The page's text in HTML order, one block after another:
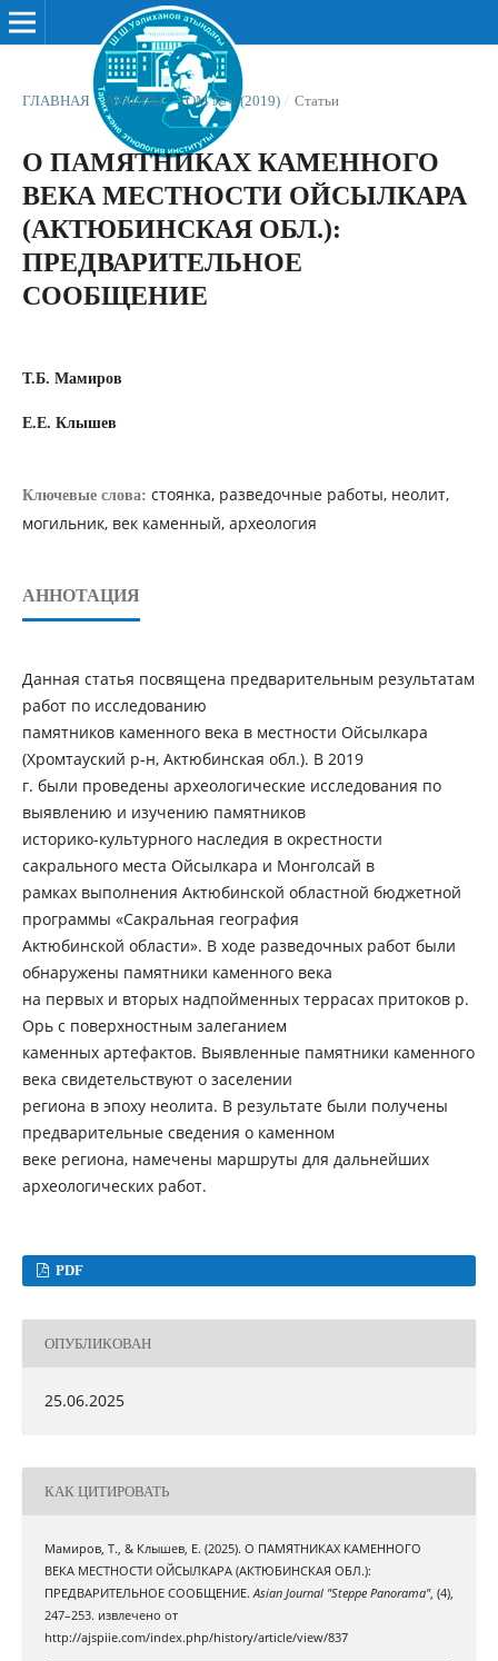
ГЛАВНАЯ / АРХИВЫ / ТОМ № 4 (2019) / Статьи
О ПАМЯТНИКАХ КАМЕННОГО
ВЕКА МЕСТНОСТИ ОЙСЫЛКАРА
(АКТЮБИНСКАЯ ОБЛ.):
ПРЕДВАРИТЕЛЬНОЕ
СООБЩЕНИЕ
Т.Б. Мамиров
Е.Е. Клышев
Ключевые слова: стоянка, разведочные работы, неолит,
могильник, век каменный, археология
АННОТАЦИЯ
Данная статья посвящена предварительным результатам
работ по исследованию
памятников каменного века в местности Ойсылкара
(Хромтауский р-н, Актюбинская обл.). В 2019
г. были проведены археологические исследования по
выявлению и изучению памятников
историко-культурного наследия в окрестности
сакрального места Ойсылкара и Монголсай в
рамках выполнения Актюбинской областной бюджетной
программы «Сакральная география
Актюбинской области». В ходе разведочных работ были
обнаружены памятники каменного века
на первых и вторых надпойменных террасах притоков р.
Орь с поверхностным залеганием
каменных артефактов. Выявленные памятники каменного
века свидетельствуют о заселении
региона в эпоху неолита. В результате были получены
предварительные сведения о каменном
веке региона, намечены маршруты для дальнейших
археологических работ.
PDF
ОПУБЛИКОВАН
25.06.2025
КАК ЦИТИРОВАТЬ
Мамиров, Т., & Клышев, Е. (2025). О ПАМЯТНИКАХ КАМЕННОГО
ВЕКА МЕСТНОСТИ ОЙСЫЛКАРА (АКТЮБИНСКАЯ ОБЛ.):
ПРЕДВАРИТЕЛЬНОЕ СООБЩЕНИЕ.Asian Journal "Steppe Panorama", (4),
247–253. извлечено от
http://ajspiie.com/index.php/history/article/view/837